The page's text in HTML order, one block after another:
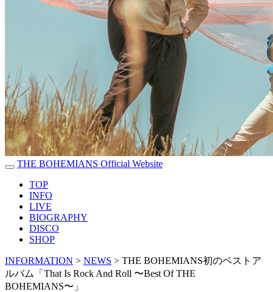
THE BOHEMIANS Official Website
TOP
INFO
LIVE
BIOGRAPHY
DISCO
SHOP
INFORMATION > NEWS > THE BOHEMIANS初のベストア
ルバム「That Is Rock And Roll 〜Best Of THE
BOHEMIANS〜」